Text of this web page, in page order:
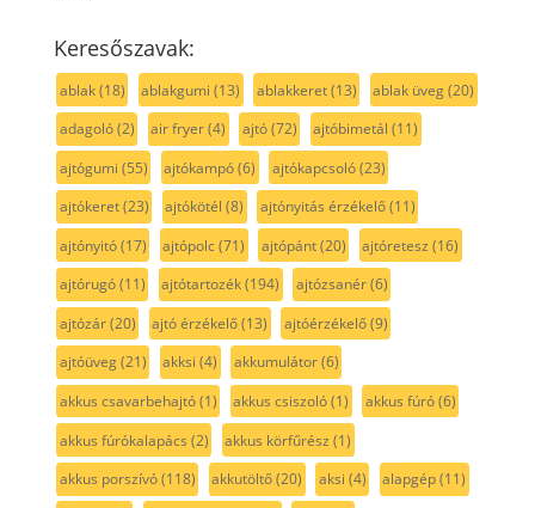
Keresőszavak:
ablak(18) ablakgumi (13) ablakkeret(13) ablak üveg(20)
adagoló(2) air fryer(4) ajtó(72) ajtóbimetál (11)
ajtógumi (55) ajtókampó(6) ajtókapcsoló(23)
ajtókeret(23) ajtókötél (8) ajtónyitás érzékelő(11)
ajtónyitó(17) ajtópolc(71) ajtópánt(20) ajtóretesz (16)
ajtórugó(11) ajtótartozék(194) ajtózsanér(6)
ajtózár(20) ajtó érzékelő(13) ajtóérzékelő(9)
ajtóüveg(21) akksi (4) akkumulátor(6)
akkus csavarbehajtó(1) akkus csiszoló(1) akkus fúró(6)
akkus fúrókalapács (2) akkus körfűrész (1)
akkus porszívó(118) akkutöltő(20) aksi (4) alapgép(11)